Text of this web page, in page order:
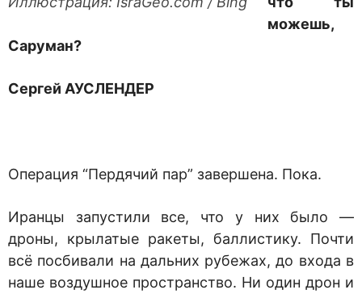
можешь,
Саруман?
Сергей АУСЛЕНДЕР
Операция “Пердячий пар” завершена. Пока.
Иранцы запустили все, что у них было —
дроны, крылатые ракеты, баллистику. Почти
всё посбивали на дальних рубежах, до входа в
наше воздушное пространство. Ни один дрон и